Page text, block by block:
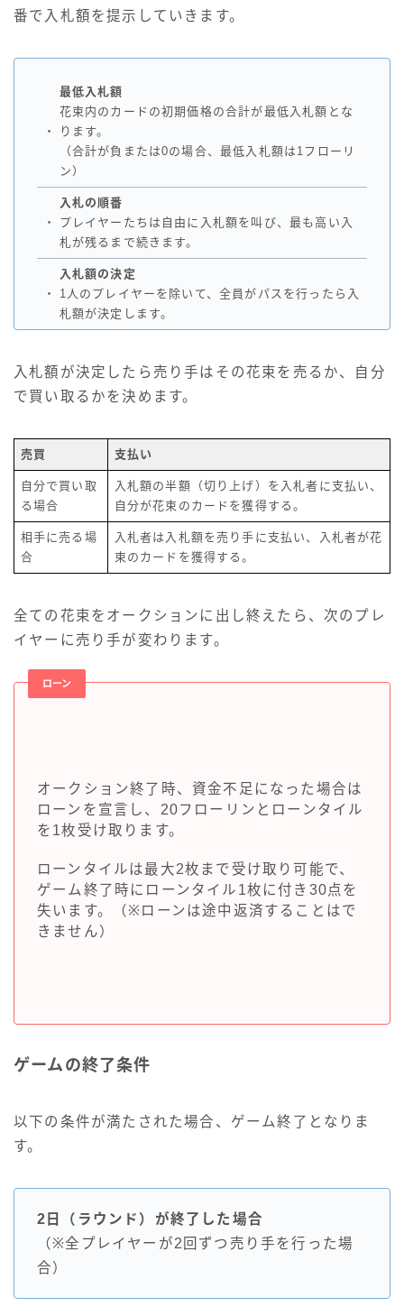
番で入札額を提示していきます。
・
最低入札額
花束内のカードの初期価格の合計が最低入札額とな
ります。
（合計が負または0の場合、最低入札額は1フローリ
ン）
・
入札の順番
プレイヤーたちは自由に入札額を叫び、最も高い入
札が残るまで続きます。
・
入札額の決定
1人のプレイヤーを除いて、全員がパスを行ったら入
札額が決定します。
入札額が決定したら売り手はその花束を売るか、自分
で買い取るかを決めます。
売買 支払い
自分で買い取
る場合
入札額の半額（切り上げ）を入札者に支払い、
自分が花束のカードを獲得する。
相手に売る場
合
入札者は入札額を売り手に支払い、入札者が花
束のカードを獲得する。
全ての花束をオークションに出し終えたら、次のプレ
イヤーに売り手が変わります。
ローン
オークション終了時、資金不足になった場合は
ローンを宣言し、20フローリンとローンタイル
を1枚受け取ります。
ローンタイルは最大2枚まで受け取り可能で、
ゲーム終了時にローンタイル1枚に付き30点を
失います。（※ローンは途中返済することはで
きません）
ゲームの終了条件
以下の条件が満たされた場合、ゲーム終了となりま
す。
2日（ラウンド）が終了した場合
（※全プレイヤーが2回ずつ売り手を行った場
合）